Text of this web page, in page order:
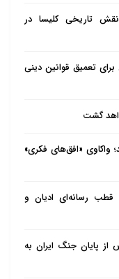
تاریخی کلیسا در
تعمیق قوانین دینی
گشت
واکاوی «افق‌های فکری»
قطب رسانه‌ای ادیان و
پایان جنگ ایران به